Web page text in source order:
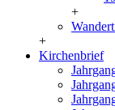
+
+
Kirchenbrief